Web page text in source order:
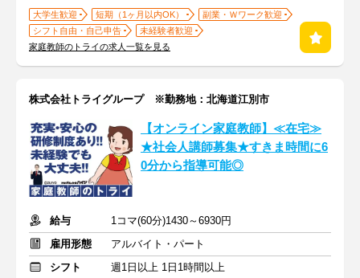
大学生歓迎 短期（1ヶ月以内OK）
副業・Ｗワーク歓迎
シフト自由・自己申告
未経験者歓迎
家庭教師のトライの求人一覧を見る
株式会社トライグループ ※勤務地：北海道江別市
【オンライン家庭教師】≪在宅≫
★社会人講師募集★すきま時間に6
0分から指導可能◎
給与
1コマ(60分)1430～6930円
雇用形態
アルバイト・パート
シフト
週1日以上 1日1時間以上